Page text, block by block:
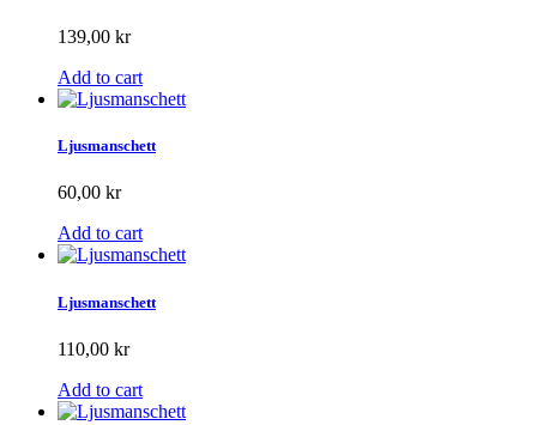
139,00 kr
Add to cart
Ljusmanschett
60,00 kr
Add to cart
Ljusmanschett
110,00 kr
Add to cart